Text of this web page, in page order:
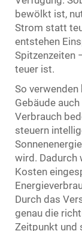
bewölkt ist,
Strom statt
entstehen
Spitzenzeiten
teuer ist.
So verwenden
Gebäude
Verbrauch
steuern
wird. Dadurch
Kosten
Durch das
genau die
Zeitpunkt und